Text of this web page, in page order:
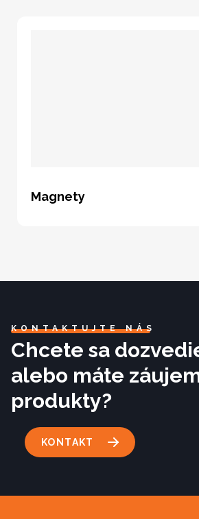
Magnety
KONTAKTUJTE NÁS
Chcete sa
alebo máte
produkty?
KONTAKT